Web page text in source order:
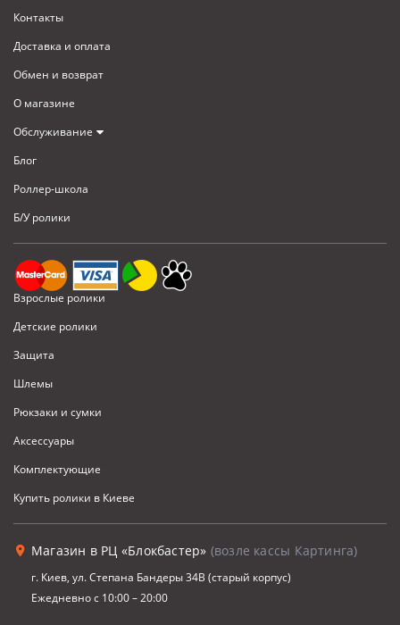
Контакты
Доставка и оплата
Обмен и возврат
О магазине
Обслуживание
Блог
Роллер-школа
Б/У ролики
Взрослые ролики
Детские ролики
Защита
Шлемы
Рюкзаки и сумки
Аксессуары
Комплектующие
Купить ролики в Киеве
Магазин в РЦ «Блокбастер» (возле кассы Картинга)
г. Киев, ул. Степана Бандеры 34В (старый корпус)
Ежедневно с 10:00 – 20:00